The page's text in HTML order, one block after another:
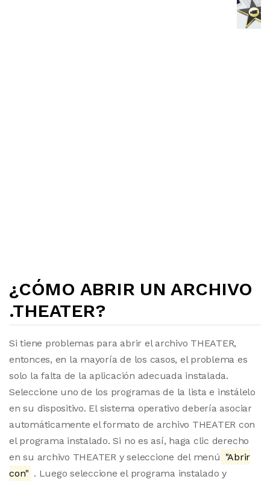
¿CÓMO ABRIR UN ARCHIVO
.THEATER?
Si tiene problemas para abrir el archivo THEATER,
entonces, en la mayoría de los casos, el problema es
solo la falta de la aplicación adecuada instalada.
Seleccione uno de los programas de la lista e instálelo
en su dispositivo. El sistema operativo debería asociar
automáticamente el formato de archivo THEATER con
el programa instalado. Si no es así, haga clic derecho
en su archivo THEATER y seleccione del menú "Abrir
con" . Luego seleccione el programa instalado y